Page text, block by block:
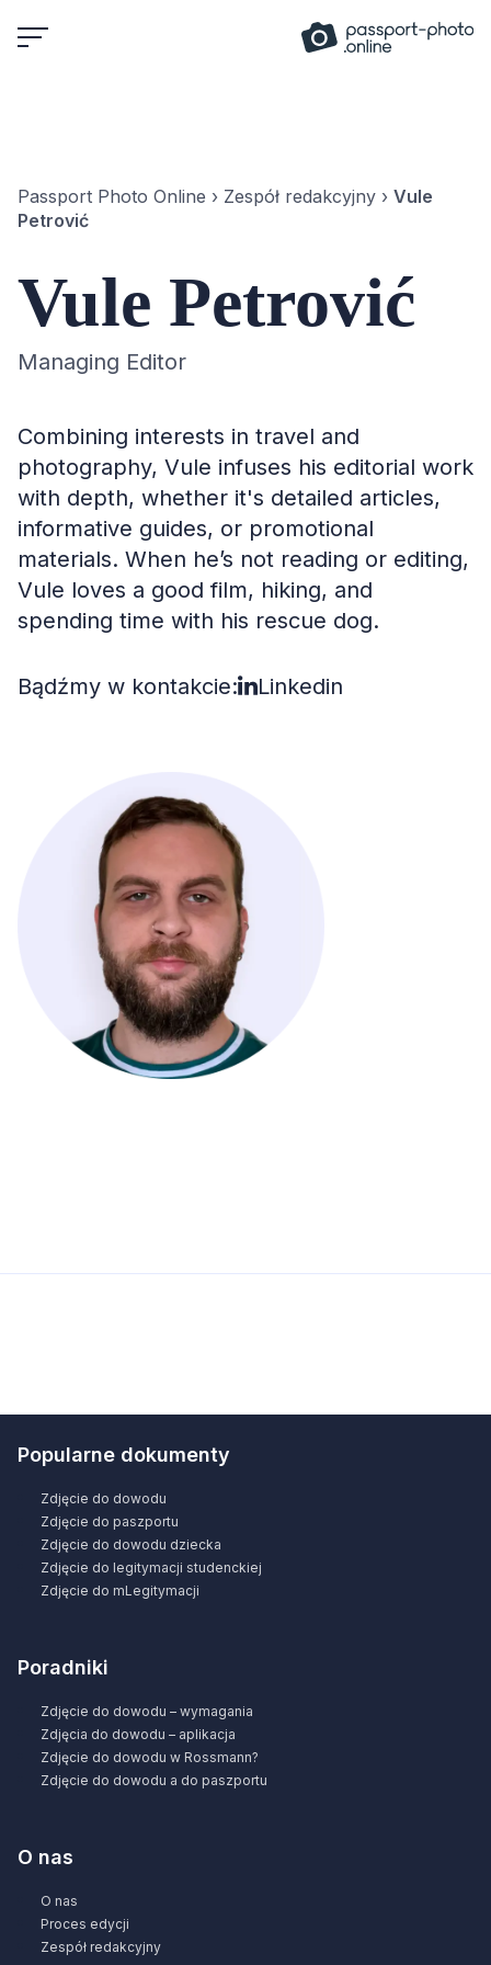
to
Passport Photo Online › Zespół redakcyjny › Vule
Petrović
Vule Petrović
Managing Editor
Combining interests in travel and
photography, Vule infuses his editorial work
with depth, whether it's detailed articles,
informative guides, or promotional
materials. When he’s not reading or editing,
Vule loves a good film, hiking, and
spending time with his rescue dog.
Bądźmy w kontakcie: Linkedin
Popularne dokumenty
Zdjęcie do dowodu
Zdjęcie do paszportu
Zdjęcie do dowodu dziecka
Zdjęcie do legitymacji studenckiej
Zdjęcie do mLegitymacji
Poradniki
Zdjęcie do dowodu – wymagania
Zdjęcia do dowodu – aplikacja
Zdjęcie do dowodu w Rossmann?
Zdjęcie do dowodu a do paszportu
O nas
O nas
Proces edycji
Zespół redakcyjny